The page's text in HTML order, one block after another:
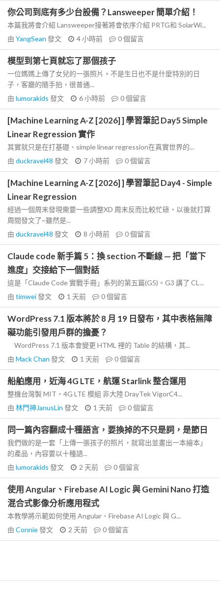
你公司到底有多少台設備？Lansweeper 簡單介紹！
本篇我將會介紹 Lansweeper接著將會依序介紹 PRTG和 SolarWi...
由 YangSean 發文 4 小時前 0個留言
模型到第七頁就忘了那個孩子
一位媽媽上傳了女兒的一張照片。不是生日也不是什麼特別的日
子，客廳的隨手拍，很普通...
由 lumorakids 發文 6 小時前 0個留言
[Machine Learning A-Z [2026] ] 學習筆記 Day5 Simple
Linear Regression 實作
其實就只是在打基礎、simple linear regression在真實世界的...
由 duckravel48 發文 7 小時前 0個留言
[Machine Learning A-Z [2026] ] 學習筆記 Day4 - Simple
Linear Regression
經過一個周末發現需要一些調整XD 周末反而比較忙碌，以後就打算
周間發文了~雖然是...
由 duckravel48 發文 8 小時前 0個留言
Claude code 新手篇 5：換 section 不斷線 — 把「當下
進度」交接給下一個對話
這是「Claude Code 實戰手冊」系列的第五篇(G5)。G3 講了 CL...
由 timwei發文 1 天前 0個留言
WordPress 7.1 版本將於 8 月 19 日發布，其中表格無障
礙功能引發用戶群的擔憂？
WordPress 7.1 版本會變更 HTML 裡的 Table 的結構，其...
由 Mack Chan 發文 1 天前 0個留言
船舶應用，近海 4G LTE，航運 Starlink 整合運用
整機台灣製 MIT，4G LTE 模組 非大陸 DrayTek VigorC4...
由 林門神JanusLin 發文 1 天前 0個留言
同一篇內容翻成十種語言，要換掉的不只是詞，是節日
我們做的是一套「上傳一張孩子的照片，就寫出並畫出一本繪本」
的產品，內容要以十種語...
由 lumorakids 發文 2 天前 0個留言
使用 Angular、Firebase AI Logic 與 Gemini Nano 打造
混合式影像分析應用程式
本教學將示範如何使用 Angular、Firebase AI Logic 與 G...
由 Connie發文 2 天前 0個留言